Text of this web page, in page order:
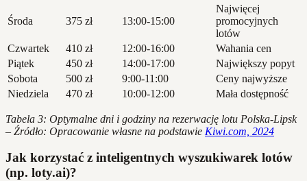
Środa 375 zł 13:00-15:00
Najwięcej
promocyjnych
lotów
Czwartek
410 zł 12:00-16:00
Wahania cen
Piątek
450 zł 14:00-17:00
Największy popyt
Sobota
500 zł 9:00-11:00
Ceny najwyższe
Niedziela
470 zł 10:00-12:00 Mała dostępność
Tabela 3: Optymalne dni i godziny na rezerwację lotu Polska-Lipsk
– Źródło: Opracowanie własne na podstawie Kiwi.com, 2024
Jak korzystać z inteligentnych wyszukiwarek lotów
(np. loty.ai)?